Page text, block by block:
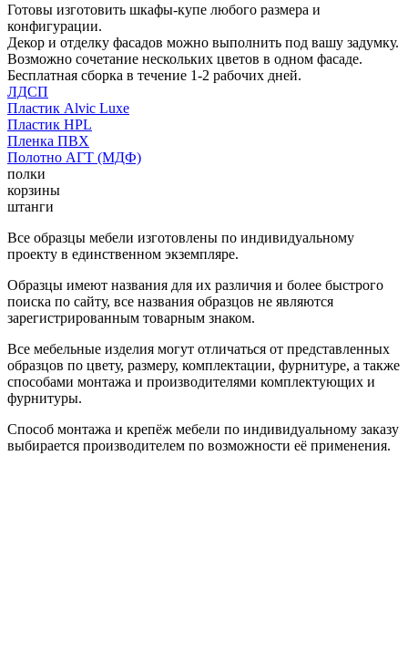
Готовы изготовить шкафы-купе любого размера и
конфигурации.
Декор и отделку фасадов можно выполнить под вашу задумку.
Возможно сочетание нескольких цветов в одном фасаде.
Бесплатная сборка в течение 1-2 рабочих дней.
ЛДСП
Пластик Alvic Luxe
Пластик HPL
Пленка ПВХ
Полотно АГТ (МДФ)
полки
корзины
штанги
Все образцы мебели изготовлены по индивидуальному
проекту в единственном экземпляре.
Образцы имеют названия для их различия и более быстрого
поиска по сайту, все названия образцов не являются
зарегистрированным товарным знаком.
Все мебельные изделия могут отличаться от представленных
образцов по цвету, размеру, комплектации, фурнитуре, а также
способами монтажа и производителями комплектующих и
фурнитуры.
Способ монтажа и крепёж мебели по индивидуальному заказу
выбирается производителем по возможности её применения.